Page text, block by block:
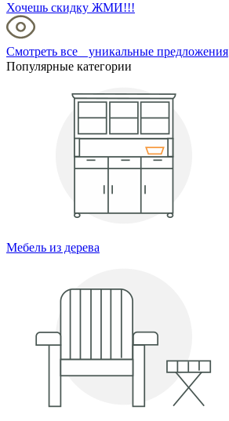
Хочешь скидку ЖМИ!!!
Смотреть все уникальные предложения
Популярные категории
Мебель из дерева